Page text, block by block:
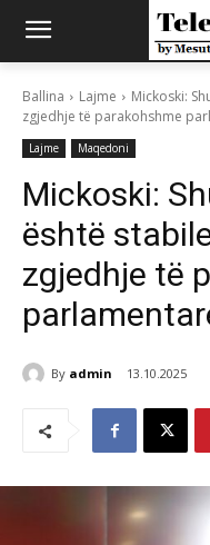
Ballina Lajme
Mickoski:
zgjedhje të parakohshme
Lajme Maqedoni
Mickoski:
është
zgjedhje të
By admin 13.10.2025